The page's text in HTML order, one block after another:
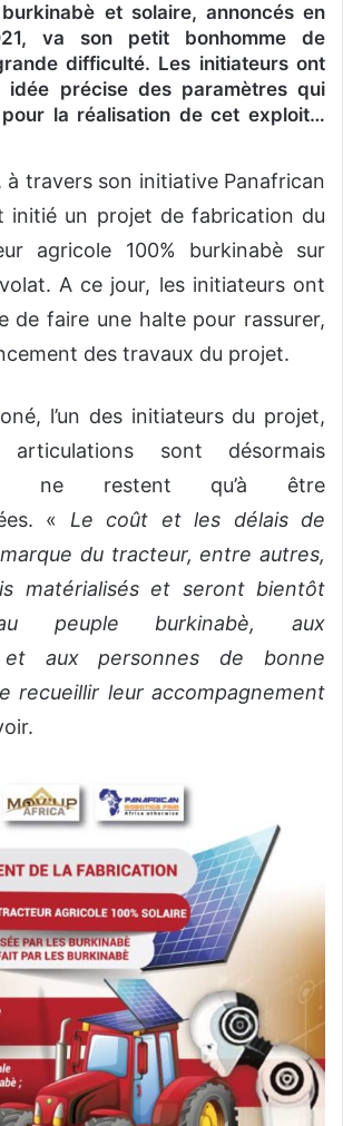
et solaire, annoncés en
va son petit bonhomme de
difficulté. Les initiateurs ont
idée précise des paramètres qui
la réalisation de cet exploit…
à travers son initiative Panafrican
initié un projet de fabrication du
agricole 100% burkinabè sur
A ce jour, les initiateurs ont
de faire une halte pour rassurer,
des travaux du projet.
l’un des initiateurs du projet,
sont désormais
ne restent qu’à être
« Le coût et les délais de
du tracteur, entre autres,
matérialisés et seront bientôt
peuple burkinabè, aux
et aux personnes de bonne
recueillir leur accompagnement